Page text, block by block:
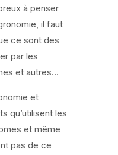
à penser
il faut
ce sont des
par les
et autres…
et
qu’utilisent les
et même
pas de ce